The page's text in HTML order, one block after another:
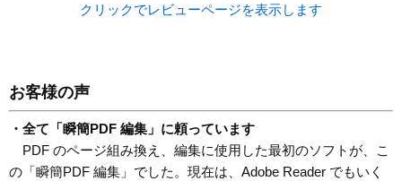
クリックでレビューページを表示します
お客様の声
・全て「瞬簡PDF 編集」に頼っています
PDF のページ組み換え、編集に使用した最初のソフトが、こ
の「瞬簡PDF 編集」でした。現在は、Adobe Reader でもいく